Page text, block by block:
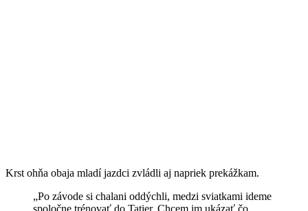
Krst ohňa obaja mladí jazdci zvládli aj napriek prekážkam.
„Po závode si chalani oddýchli, medzi sviatkami ideme
spoločne trénovať do Tatier. Chcem im ukázať čo